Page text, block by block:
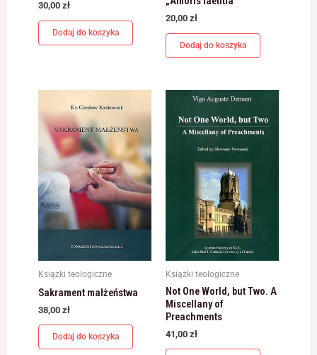
30,00 zł
Dodaj do koszyka
20,00 zł
Dodaj do koszyka
Książki teologiczne
Sakrament małżeństwa
38,00 zł
Dodaj do koszyka
Książki teologiczne
Not One World, but Two. A
Miscellany of
Preachments
41,00 zł